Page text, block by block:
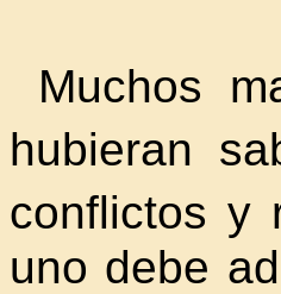
Muchos
hubieran
conflictos y
uno debe